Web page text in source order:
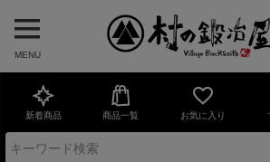
MENU
新着商品 商品一覧 お気に入り